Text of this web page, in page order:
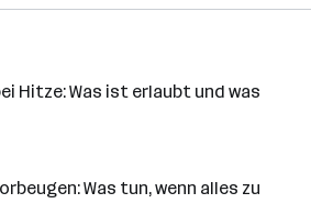
Hitze: Was ist erlaubt und was
Was tun, wenn alles zu